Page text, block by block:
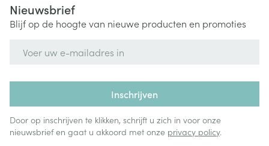
Nieuwsbrief
Blijf op de hoogte van nieuwe producten en promoties
Inschrijven
Door op inschrijven te klikken, schrijft u zich in voor onze
nieuwsbrief en gaat u akkoord met onze privacy policy.